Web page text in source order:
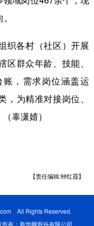
信息化 数字经济
银龄
能源 会展
时尚 悦读
亚太网 上市公司
福建 江西
各村（社区）开展
群众年龄、技能、
，需求岗位涵盖运
为精准对接岗位、
辜潇婧）
【责任编辑:钟红霞】
All Rights Reserved.
有：新华网股份有限公司